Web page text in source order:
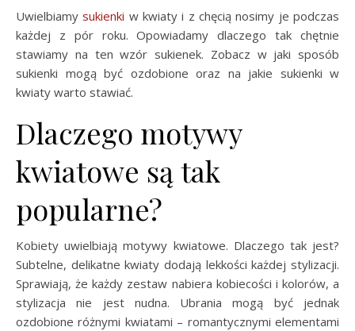
Uwielbiamysukienki w kwiaty i z chęcią nosimy je podczas
każdej z pór roku. Opowiadamy dlaczego tak chętnie
stawiamy na ten wzór sukienek. Zobacz w jaki sposób
sukienki mogą być ozdobione oraz na jakie sukienki w
kwiaty warto stawiać.
Dlaczego motywy
kwiatowe są tak
popularne?
Kobiety uwielbiają motywy kwiatowe. Dlaczego tak jest?
Subtelne, delikatne kwiaty dodają lekkości każdej stylizacji.
Sprawiają, że każdy zestaw nabiera kobiecości i kolorów, a
stylizacja nie jest nudna. Ubrania mogą być jednak
ozdobione różnymi kwiatami – romantycznymi elementami